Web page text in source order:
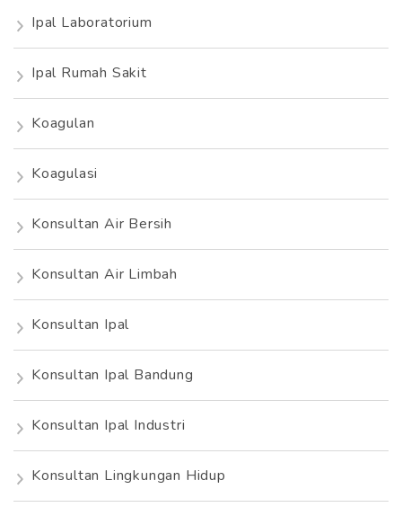
Ipal Laboratorium
Ipal Rumah Sakit
Koagulan
Koagulasi
Konsultan Air Bersih
Konsultan Air Limbah
Konsultan Ipal
Konsultan Ipal Bandung
Konsultan Ipal Industri
Konsultan Lingkungan Hidup